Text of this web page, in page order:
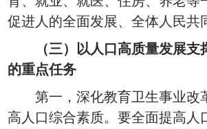
促进人的全面发展、全体人民共
（三）以人口高质量发展
的重点任务
第一，深化教育卫生事业改
高人口综合素质。要全面提高人